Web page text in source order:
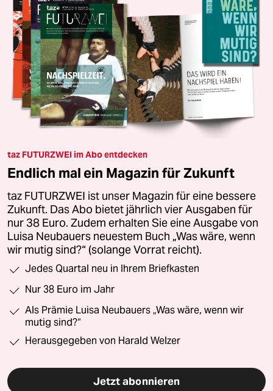
taz FUTURZWEI im Abo entdecken
Endlich mal ein Magazin für Zukunft
taz FUTURZWEI ist unser Magazin für eine bessere
Zukunft. Das Abo bietet jährlich vier Ausgaben für
nur 38 Euro. Zudem erhalten Sie eine Ausgabe von
Luisa Neubauers neuestem Buch „Was wäre, wenn
wir mutig sind?“ (solange Vorrat reicht).
Jedes Quartal neu in Ihrem Briefkasten
Nur 38 Euro im Jahr
Als Prämie Luisa Neubauers „Was wäre, wenn wir
mutig sind?“
Herausgegeben von Harald Welzer
Jetzt abonnieren